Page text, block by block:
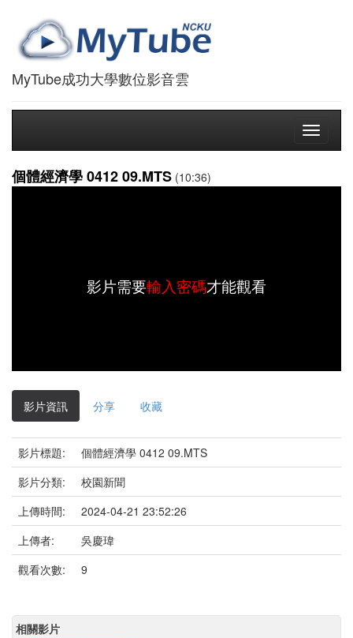
MyTube成功大學數位影音雲
Toggle
個體經濟學 0412 09.MTS (10:36)
影片需要輸入密碼才能觀看
影片資訊 分享 收藏
影片標題:
個體經濟學 0412 09.MTS
影片分類:
校園新聞
上傳時間:
2024-04-21 23:52:26
上傳者:
吳慶瑋
觀看次數:
9
相關影片